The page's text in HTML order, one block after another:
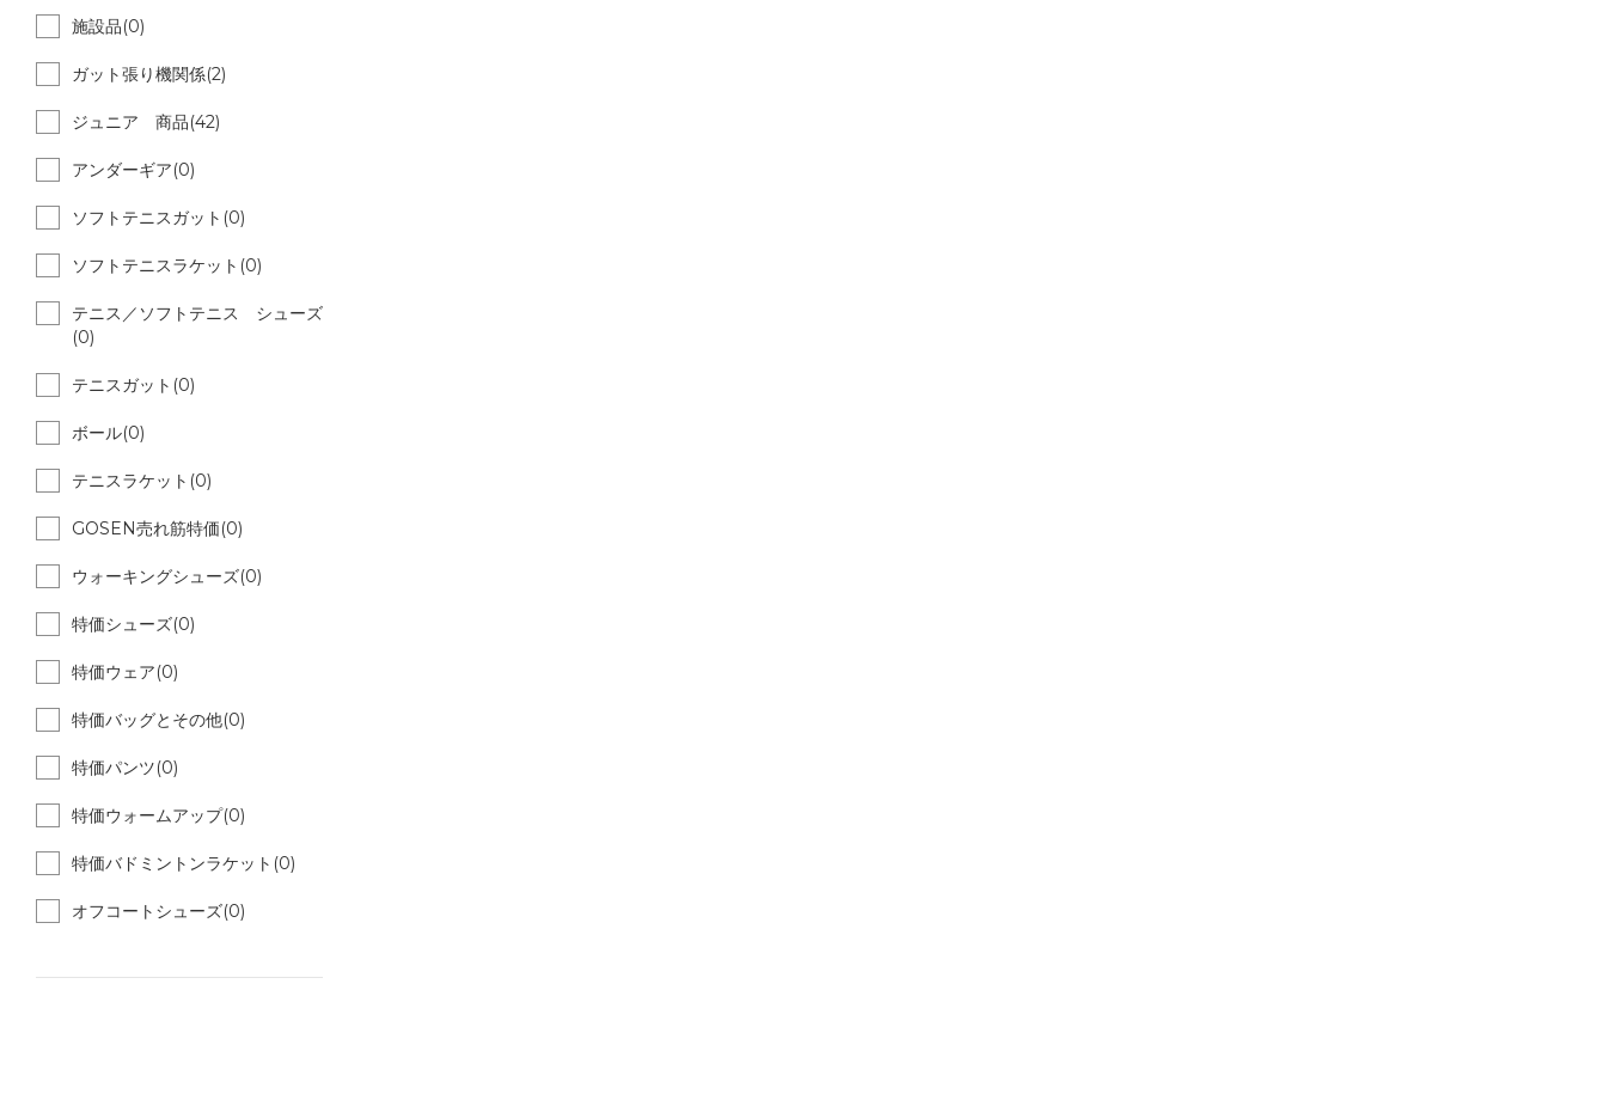
施設品(0)
ガット張り機関係(2)
ジュニア 商品(42)
アンダーギア(0)
ソフトテニスガット(0)
ソフトテニスラケット(0)
テニス／ソフトテニス シューズ
(0)
テニスガット(0)
ボール(0)
テニスラケット(0)
GOSEN売れ筋特価(0)
ウォーキングシューズ(0)
特価シューズ(0)
特価ウェア(0)
特価バッグとその他(0)
特価パンツ(0)
特価ウォームアップ(0)
特価バドミントンラケット(0)
オフコートシューズ(0)